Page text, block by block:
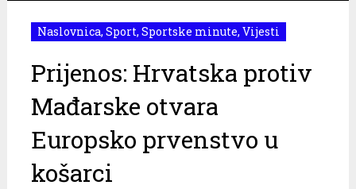
Naslovnica, Sport, Sportske minute, Vijesti
Prijenos: Hrvatska protiv
Mađarske otvara
Europsko prvenstvo u
košarci